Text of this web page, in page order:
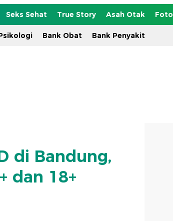
Seks Sehat True Story Asah Otak Foto
Bank Obat Bank Penyakit
di Bandung,
dan 18+